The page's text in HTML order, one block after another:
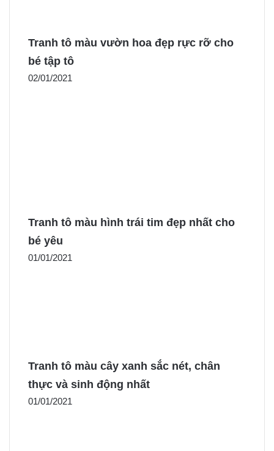
Tranh tô màu vườn hoa đẹp rực rỡ cho
bé tập tô
02/01/2021
Tranh tô màu hình trái tim đẹp nhất cho
bé yêu
01/01/2021
Tranh tô màu cây xanh sắc nét, chân
thực và sinh động nhất
01/01/2021